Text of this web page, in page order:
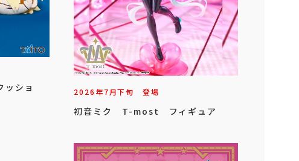
ショ
2026年7月下旬 登場
初音ミク T-most フィギュア